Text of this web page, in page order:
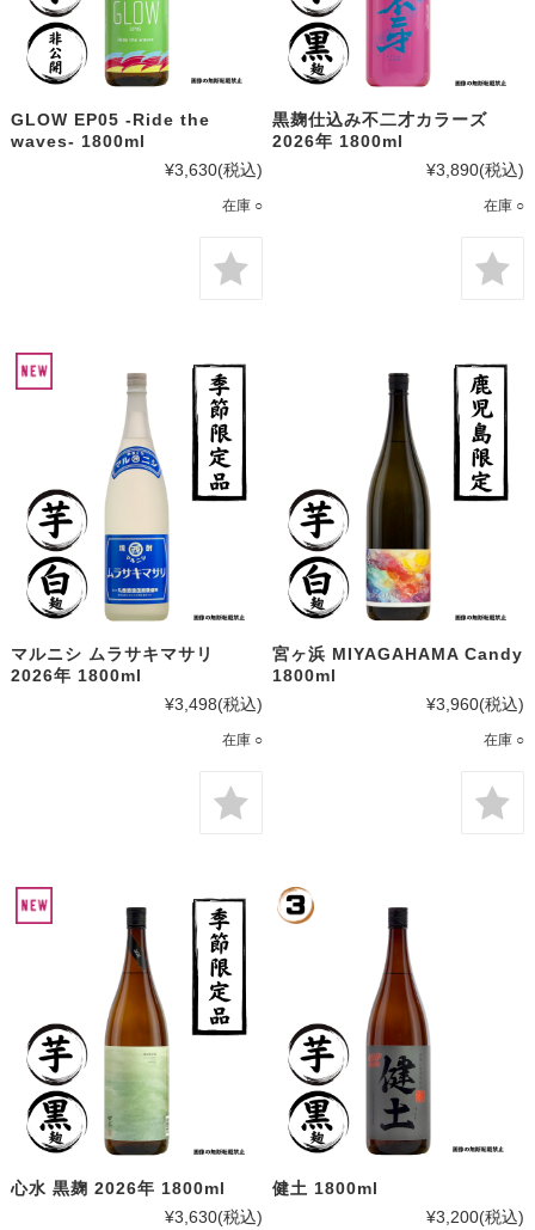
GLOW EP05 -Ride the
waves- 1800ml
¥3,630(税込)
在庫 ○
黒麹仕込み不二才カラーズ
2026年 1800ml
¥3,890(税込)
在庫 ○
マルニシ ムラサキマサリ
2026年 1800ml
¥3,498(税込)
在庫 ○
宮ヶ浜 MIYAGAHAMA Candy
1800ml
¥3,960(税込)
在庫 ○
心水 黒麹 2026年 1800ml
¥3,630(税込)
健土 1800ml
¥3,200(税込)